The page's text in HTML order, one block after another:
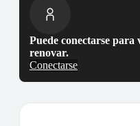
Puede conectarse
renovar.
Conectarse